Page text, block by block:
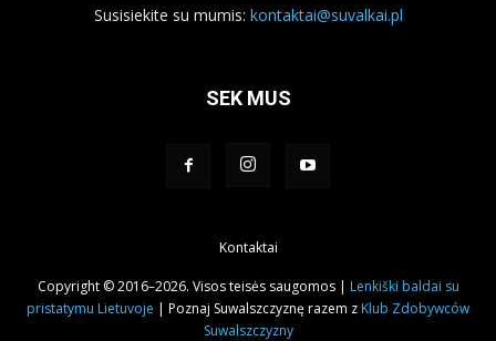
Susisiekite su mumis: kontaktai@suvalkai.pl
SEK MUS
Kontaktai
Copyright © 2016–2026. Visos teisės saugomos | Lenkiški baldai su
pristatymu Lietuvoje | Poznaj Suwalszczyznę razem z Klub Zdobywców
Suwalszczyzny